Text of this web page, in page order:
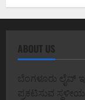
ABOUT US
ಬೆಂಗಳೂರು ಲೈವ್
ಪ್ರಕಟಿಸುವ